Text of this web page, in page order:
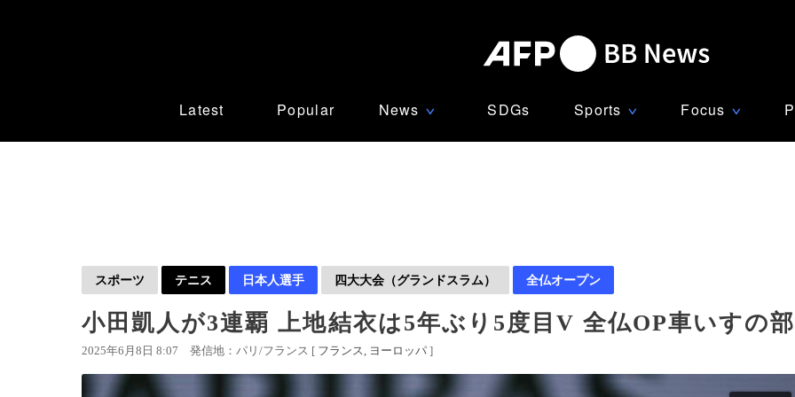
Latest Popular News ∨ SDGs Sports ∨ Focus ∨
スポーツ テニス 日本人選手 四大大会（グランドスラム） 全仏オープン
小田凱人が3連覇 上地結衣は5年ぶり5度目V 全仏OP車いすの部
2025年6月8日 8:07 発信地：パリ/フランス [ フランス ヨーロッパ ]